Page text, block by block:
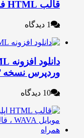
قالب HTML فارسی هاستینگ وب
1 دیدگاه
وردپرس نسخه ۴.۶.۱۳
10 دیدگاه